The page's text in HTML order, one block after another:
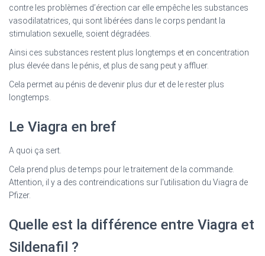
contre les problèmes d’érection car elle empêche les substances
vasodilatatrices, qui sont libérées dans le corps pendant la
stimulation sexuelle, soient dégradées.
Ainsi ces substances restent plus longtemps et en concentration
plus élevée dans le pénis, et plus de sang peut y affluer.
Cela permet au pénis de devenir plus dur et de le rester plus
longtemps.
Le Viagra en bref
A quoi ça sert.
Cela prend plus de temps pour le traitement de la commande.
Attention, il y a des contreindications sur l'utilisation du Viagra de
Pfizer.
Quelle est la différence entre Viagra et
Sildenafil ?